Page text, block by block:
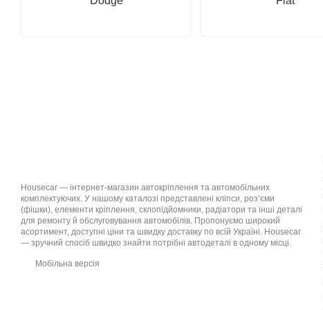
Housecar — інтернет-магазин автокріплення та автомобільних
комплектуючих. У нашому каталозі представлені кліпси, роз’єми
(фішки), елементи кріплення, склопідйомники, радіатори та інші деталі
для ремонту й обслуговування автомобілів. Пропонуємо широкий
асортимент, доступні ціни та швидку доставку по всій Україні. Housecar
— зручний спосіб швидко знайти потрібні автодеталі в одному місці.
Мобільна версія